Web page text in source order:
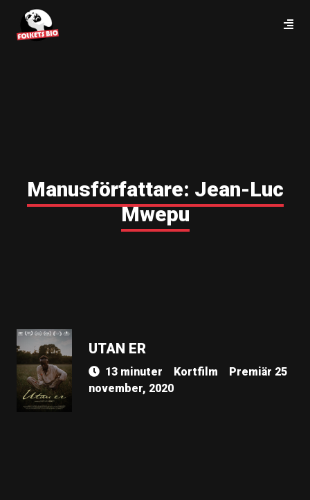
Manusförfattare: Jean-Luc
Mwepu
UTAN ER
13 minuter Kortfilm
Premiär 25
november, 2020